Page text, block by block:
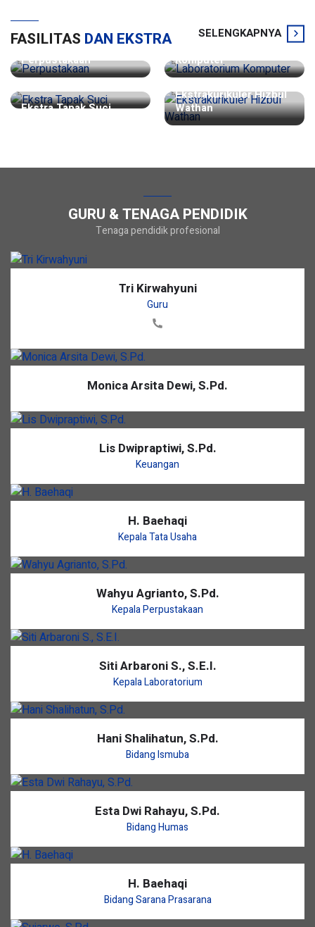
FASILITAS DAN EKSTRA
SELENGKAPNYA
Perpustakaan
Komputer
Ekstra Tapak Suci
Ekstrakurikuler Hizbul
Wathan
GURU & TENAGA PENDIDIK
Tenaga pendidik profesional
Tri Kirwahyuni
Guru
Monica Arsita Dewi, S.Pd.
Lis Dwipraptiwi, S.Pd.
Keuangan
H. Baehaqi
Kepala Tata Usaha
Wahyu Agrianto, S.Pd.
Kepala Perpustakaan
Siti Arbaroni S., S.E.I.
Kepala Laboratorium
Hani Shalihatun, S.Pd.
Bidang Ismuba
Esta Dwi Rahayu, S.Pd.
Bidang Humas
H. Baehaqi
Bidang Sarana Prasarana